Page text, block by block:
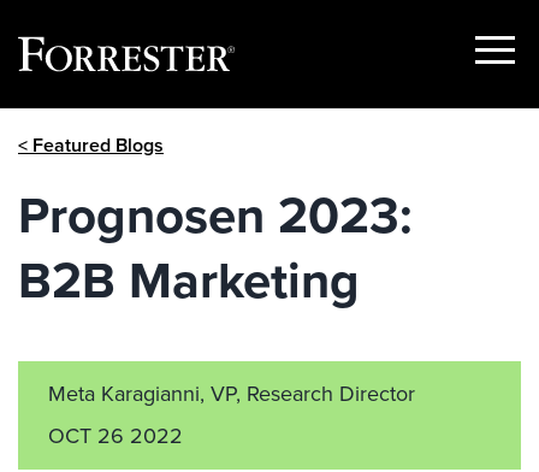
Show
< Featured Blogs
Prognosen 2023:
B2B Marketing
Meta Karagianni, VP, Research Director
OCT 26 2022